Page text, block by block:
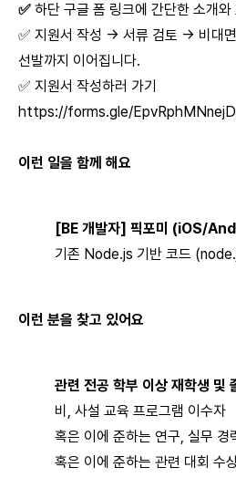
✅ 하단 구글 폼 링크에 간단한 소개
✅ 지원서 작성 → 서류 검토 → 비대
선발까지 이어집니다.
✅ 지원서 작성하러 가기
https://forms.gle/
이런 일을 함께 해요
[BE 개발자] 픽포미 (iOS/
기존 Node.js 기반 코드
이런 분을 찾고 있어요
관련 전공 학부 이상 재학생 및
비, 사설 교육 프로그램 이수자
혹은 이에 준하는 연구, 실무 경
혹은 이에 준하는 관련 대회 수